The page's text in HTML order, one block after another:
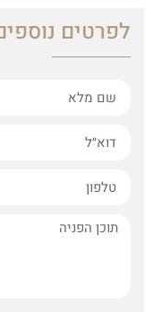
לפרטים